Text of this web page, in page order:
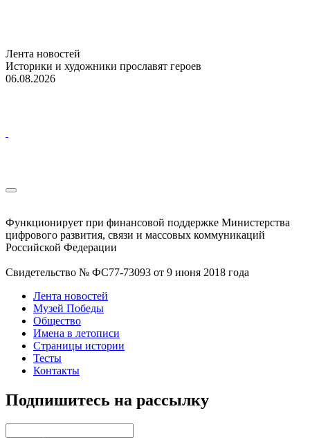
Лента новостей
Историки и художники прославят героев
06.08.2026
Функционирует при финансовой поддержке Министерства
цифрового развития, связи и массовых коммуникаций
Российской Федерации
Свидетельство № ФС77-73093 от 9 июня 2018 года
Лента новостей
Музей Победы
Общество
Имена в летописи
Страницы истории
Тесты
Контакты
Подпишитесь на рассылку